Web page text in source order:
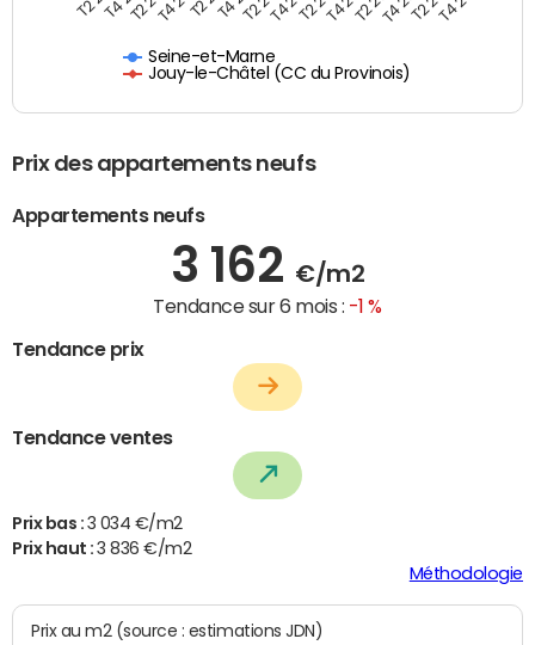
Seine-et-Marne
Jouy-le-Châtel (CC du Provinois)
Prix des appartements neufs
Appartements neufs
3 162 €/m2
Tendance sur 6 mois : -1 %
Tendance prix
Tendance ventes
Prix bas : 3 034 €/m2
Prix haut :3 836 €/m2
Méthodologie
Prix au m2 (source : estimations JDN)